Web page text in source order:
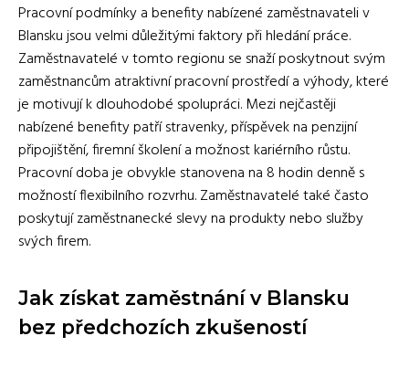
Pracovní podmínky a benefity nabízené zaměstnavateli v
Blansku jsou velmi důležitými faktory při hledání práce.
Zaměstnavatelé v tomto regionu se snaží poskytnout svým
zaměstnancům atraktivní pracovní prostředí a výhody, které
je motivují k dlouhodobé spolupráci. Mezi nejčastěji
nabízené benefity patří stravenky, příspěvek na penzijní
připojištění, firemní školení a možnost kariérního růstu.
Pracovní doba je obvykle stanovena na 8 hodin denně s
možností flexibilního rozvrhu. Zaměstnavatelé také často
poskytují zaměstnanecké slevy na produkty nebo služby
svých firem.
Jak získat zaměstnání v Blansku
bez předchozích zkušeností